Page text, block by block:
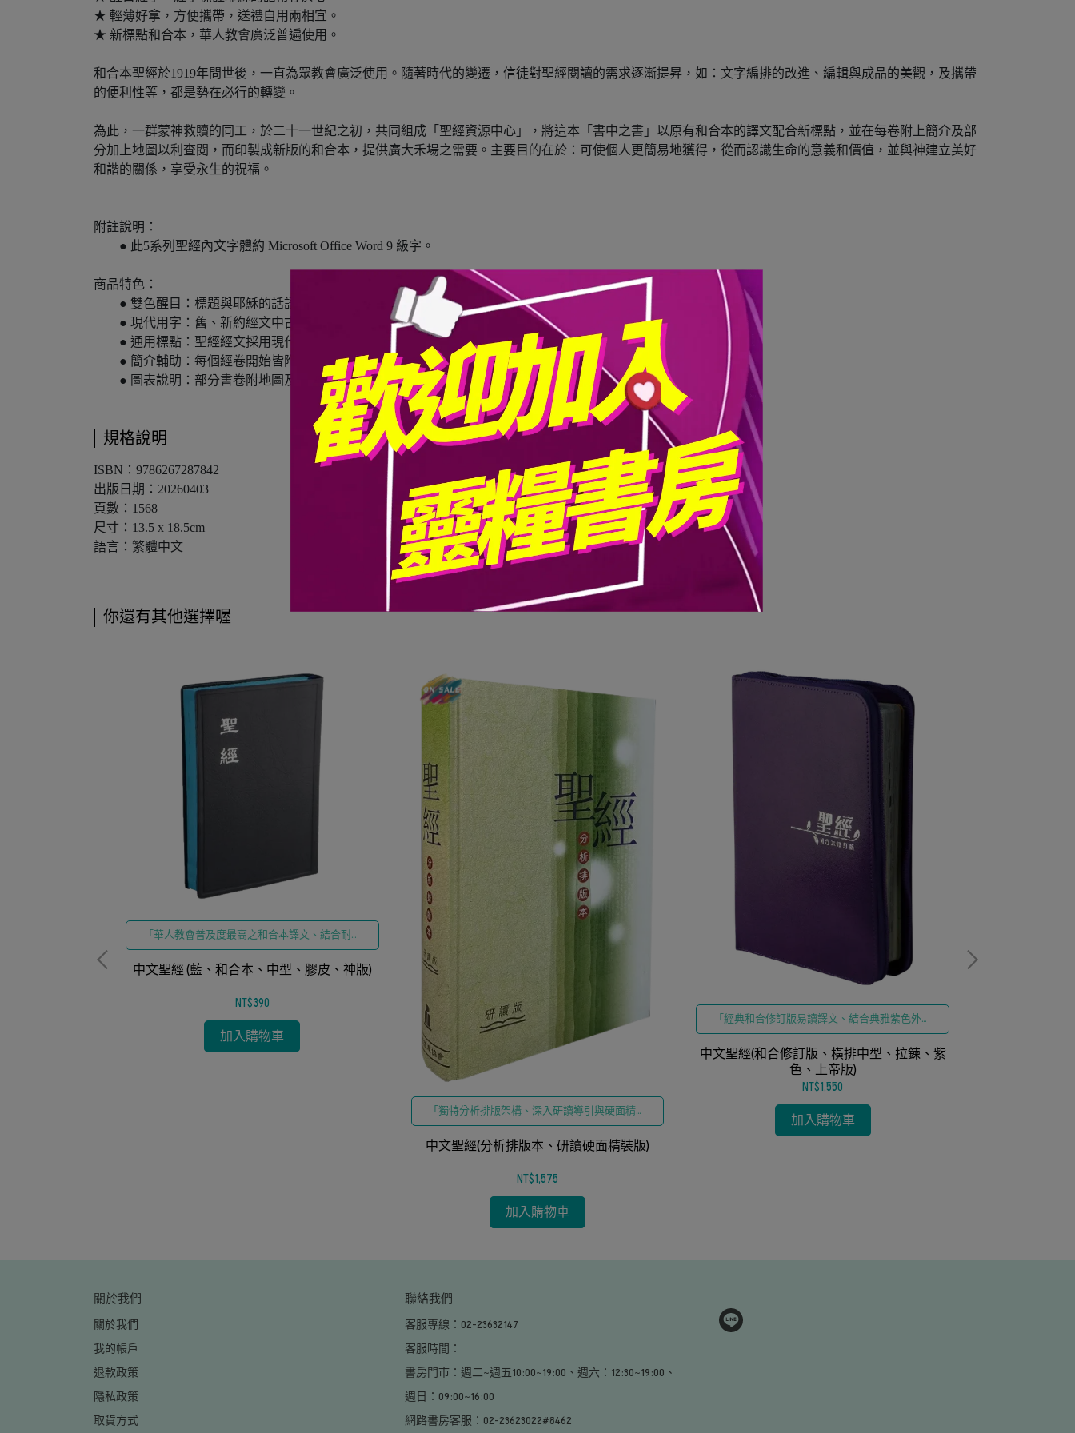
★ 輕薄好拿，方便攜帶，送禮自用兩相宜。
★ 新標點和合本，華人教會廣泛普遍使用。
和合本聖經於1919年問世後，一直為眾教會廣泛使用。隨著時代的變遷，信徒對聖經閱讀的需求逐漸提昇，如：文字編排的改進、編輯與成品的美觀，及攜帶
的便利性等，都是勢在必行的轉變。
為此，一群蒙神救贖的同工，於二十一世紀之初，共同組成「聖經資源中心」，將這本「書中之書」以原有和合本的譯文配合新標點，並在每卷附上簡介及部
分加上地圖以利查閱，而印製成新版的和合本，提供廣大禾場之需要。主要目的在於：可使個人更簡易地獲得，從而認識生命的意義和價值，並與神建立美好
和諧的關係，享受永生的祝福。
附註說明：
● 此5系列聖經內文字體約 Microsoft Office Word 9 級字。
商品特色：
● 雙色醒目：標題與耶穌的話語採特別色，版面清晰。
● 現代用字：舊、新約經文中古字一律改為現代用字。
● 通用標點：聖經經文採用現代通用標點，便於閱讀。
● 簡介輔助：每個經卷開始皆附有簡介、綱要與鑰節。
● 圖表說明：部分書卷附地圖及附表，方便參照查閱。
規格說明
ISBN：9786267287842
出版日期：20260403
頁數：1568
尺寸：13.5 x 18.5cm
語言：繁體中文
你還有其他選擇喔
「華人教會普及度最高之和合本譯文、結合耐用
便攜之膠皮設計」
中文聖經 (藍、和合本、中型、膠皮、神版)
NT$390
加入購物車
「獨特分析排版架構、深入研讀導引與硬面精裝
耐用設計」
中文聖經(分析排版本、研讀硬面精裝版)
NT$1,575
加入購物車
「經典和合修訂版易讀譯文、結合典雅紫色外觀
與防護性拉鍊設計」
中文聖經(和合修訂版、橫排中型、拉鍊、紫
色、上帝版)
NT$1,550
加入購物車
關於我們
關於我們
我的帳戶
退款政策
隱私政策
取貨方式
聯絡我們
客服專線：02-23632147
客服時間：
書房門市：週二~週五10:00~19:00、週六：12:30~19:00、
週日：09:00~16:00
網路書房客服：02-23623022#8462